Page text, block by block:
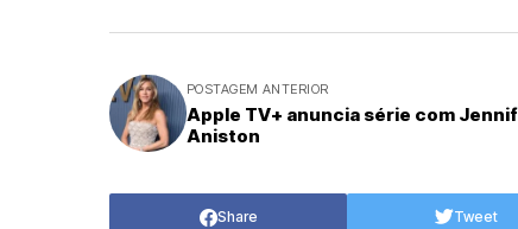
POSTAGEM ANTERIOR
Apple TV+ anuncia série com
Aniston
Share Tweet